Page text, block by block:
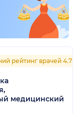
рейтинг врачей 4.7
медицинский